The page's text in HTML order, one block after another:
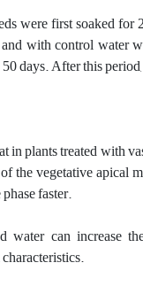
were first soaked
with control water
days.After this
in plants treated with
the vegetative apical
faster.
water can increase